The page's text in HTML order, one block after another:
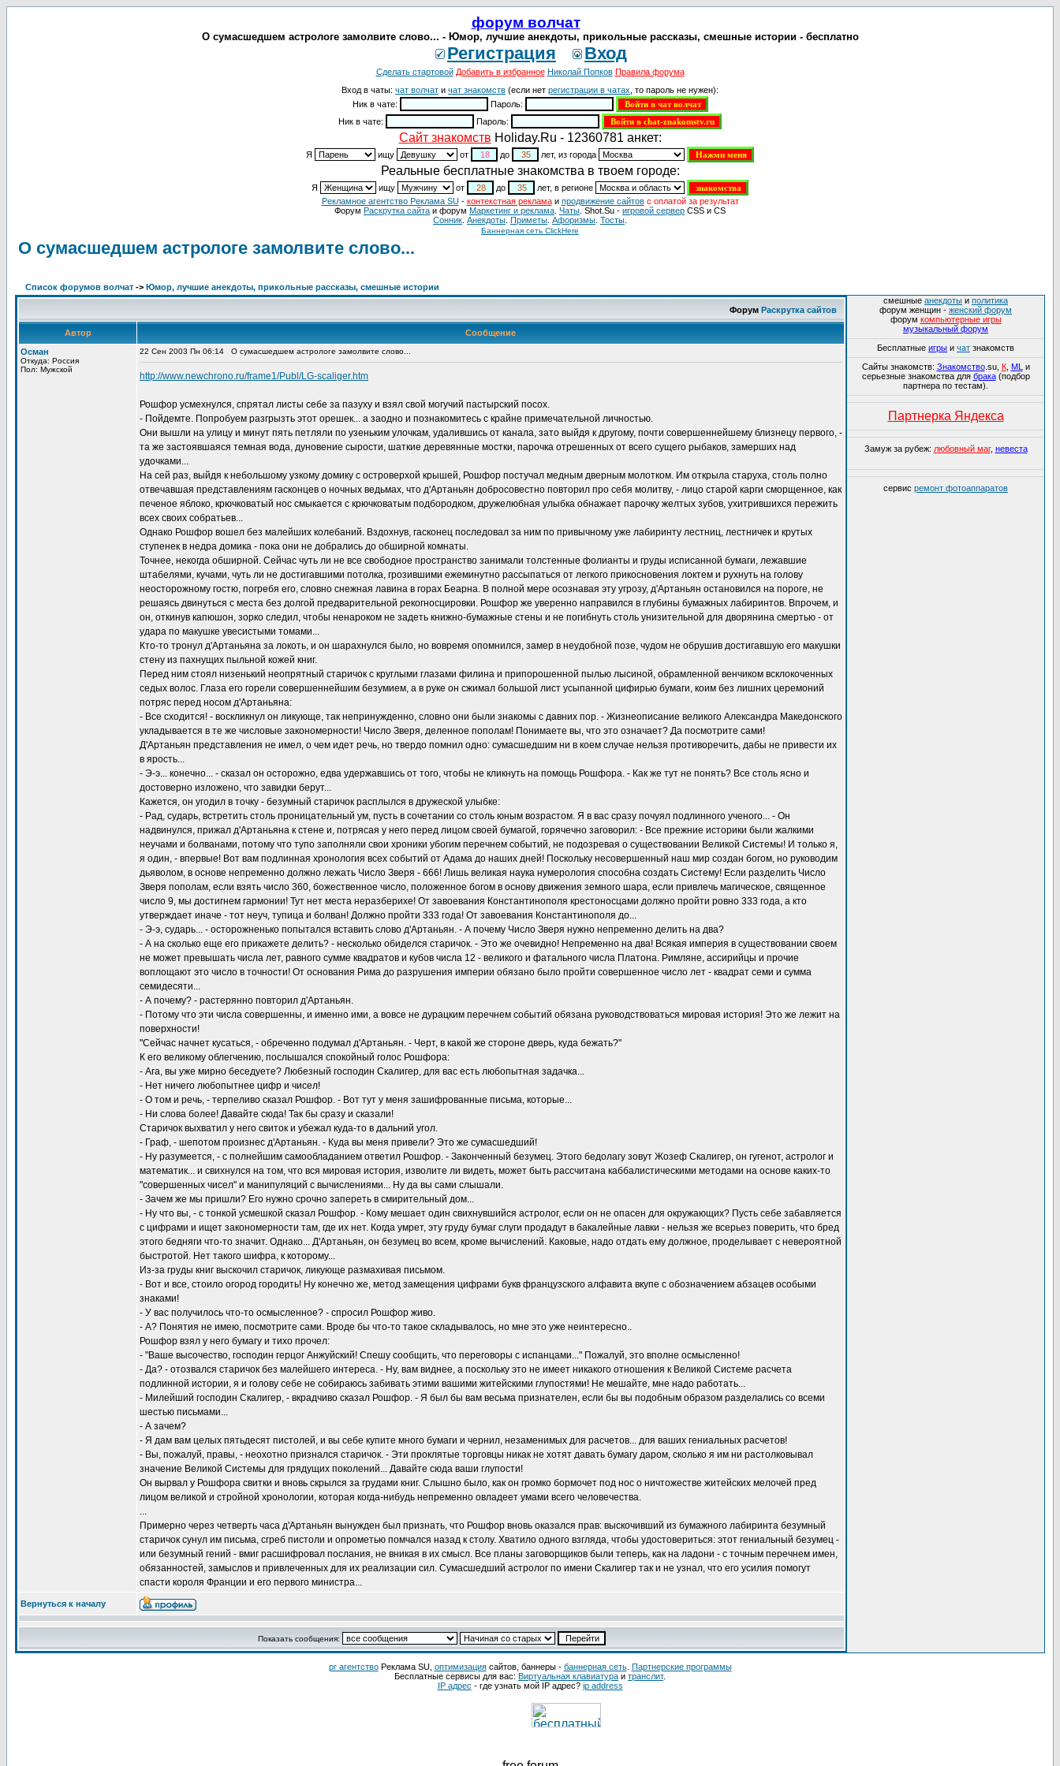
форум волчат
О сумасшедшем астрологе замолвите слово... - Юмор, лучшие анекдоты, прикольные рассказы, смешные истории - бесплатно
Регистрация Вход
Сделать стартовой Добавить в избранное Николай Попков Правила форума
Вход в чаты: чат волчат и чат знакомств (если нет регистрации в чатах , то пароль не нужен):
Ник в чате:
Пароль:
Ник в чате:
Пароль:
Cайт знакомств Holiday.Ru - 12360781 анкет:
Я ищу от до лет, из города
Реальные бесплатные знакомства в твоем городе:
Я ищу от до
лет, в регионе
Рекламное агентство Реклама SU- контекстная рекламаи продвижение сайтов с оплатой за результат
Форум Раскрутка сайта и форум Маркетинг и реклама Чаты . Shot.Su - игровой сервер CSS и CS
Сонник Анекдоты Приметы Aфоризмы Тосты
Баннерная сеть ClickHere
О сумасшедшем астрологе замолвите слово...
Список форумов волчат -> Юмор, лучшие анекдоты, прикольные рассказы, смешные истории
Форум Раскрутка сайтов
Автор
Сообщение
Осман
Откуда: Россия
Пол: Мужской
22 Сен 2003 Пн 06:14 О сумасшедшем астрологе замолвите слово...
http://www.newchrono.ru/frame1/Publ/LG-scaliger.htm
Рошфор усмехнулся, спрятал листы себе за пазуху и взял свой могучий пастырский посох.
- Пойдемте. Попробуем разгрызть этот орешек... а заодно и познакомитесь с крайне примечательной личностью.
Они вышли на улицу и минут пять петляли по узеньким улочкам, удалившись от канала, зато выйдя к другому, почти совершеннейшему близнецу первого, -
та же застоявшаяся темная вода, дуновение сырости, шаткие деревянные мостки, парочка отрешенных от всего сущего рыбаков, замерших над
удочками...
На сей раз, выйдя к небольшому узкому домику с островерхой крышей, Рошфор постучал медным дверным молотком. Им открыла старуха, столь полно
отвечавшая представлениям гасконцев о ночных ведьмах, что д'Артаньян добросовестно повторил про себя молитву, - лицо старой карги сморщенное, как
печеное яблоко, крючковатый нос смыкается с крючковатым подбородком, дружелюбная улыбка обнажает парочку желтых зубов, ухитрившихся пережить
всех своих собратьев...
Однако Рошфор вошел без малейших колебаний. Вздохнув, гасконец последовал за ним по привычному уже лабиринту лестниц, лестничек и крутых
ступенек в недра домика - пока они не добрались до обширной комнаты.
Точнее, некогда обширной. Сейчас чуть ли не все свободное пространство занимали толстенные фолианты и груды исписанной бумаги, лежавшие
штабелями, кучами, чуть ли не достигавшими потолка, грозившими ежеминутно рассыпаться от легкого прикосновения локтем и рухнуть на голову
неосторожному гостю, погребя его, словно снежная лавина в горах Беарна. В полной мере осознавая эту угрозу, д'Артаньян остановился на пороге, не
решаясь двинуться с места без долгой предварительной рекогносцировки. Рошфор же уверенно направился в глубины бумажных лабиринтов. Впрочем, и
он, откинув капюшон, зорко следил, чтобы ненароком не задеть книжно-бумажные стены и не погибнуть столь унизительной для дворянина смертью - от
удара по макушке увесистыми томами...
Кто-то тронул д'Артаньяна за локоть, и он шарахнулся было, но вовремя опомнился, замер в неудобной позе, чудом не обрушив достигавшую его макушки
стену из пахнущих пыльной кожей книг.
Перед ним стоял низенький неопрятный старичок с круглыми глазами филина и припорошенной пылью лысиной, обрамленной венчиком всклокоченных
седых волос. Глаза его горели совершеннейшим безумием, а в руке он сжимал большой лист усыпанной цифирью бумаги, коим без лишних церемоний
потряс перед носом д'Артаньяна:
- Все сходится! - воскликнул он ликующе, так непринужденно, словно они были знакомы с давних пор. - Жизнеописание великого Александра Македонского
укладывается в те же числовые закономерности! Число Зверя, деленное пополам! Понимаете вы, что это означает? Да посмотрите сами!
Д'Артаньян представления не имел, о чем идет речь, но твердо помнил одно: сумасшедшим ни в коем случае нельзя противоречить, дабы не привести их
в ярость...
- Э-э... конечно... - сказал он осторожно, едва удержавшись от того, чтобы не кликнуть на помощь Рошфора. - Как же тут не понять? Все столь ясно и
достоверно изложено, что завидки берут...
Кажется, он угодил в точку - безумный старичок расплылся в дружеской улыбке:
- Рад, сударь, встретить столь проницательный ум, пусть в сочетании со столь юным возрастом. Я в вас сразу почуял подлинного ученого... - Он
надвинулся, прижал д'Артаньяна к стене и, потрясая у него перед лицом своей бумагой, горячечно заговорил: - Все прежние историки были жалкими
неучами и болванами, потому что тупо заполняли свои хроники убогим перечнем событий, не подозревая о существовании Великой Системы! И только я,
я один, - впервые! Вот вам подлинная хронология всех событий от Адама до наших дней! Поскольку несовершенный наш мир создан богом, но руководим
дьяволом, в основе непременно должно лежать Число Зверя - 666! Лишь великая наука нумерология способна создать Систему! Если разделить Число
Зверя пополам, если взять число 360, божественное число, положенное богом в основу движения земного шара, если привлечь магическое, священное
число 9, мы достигнем гармонии! Тут нет места неразберихе! От завоевания Константинополя крестоносцами должно пройти ровно 333 года, а кто
утверждает иначе - тот неуч, тупица и болван! Должно пройти 333 года! От завоевания Константинополя до...
- Э-э, сударь... - осторожненько попытался вставить слово д'Артаньян. - А почему Число Зверя нужно непременно делить на два?
- А на сколько еще его прикажете делить? - несколько обиделся старичок. - Это же очевидно! Непременно на два! Всякая империя в существовании своем
не может превышать числа лет, равного сумме квадратов и кубов числа 12 - великого и фатального числа Платона. Римляне, ассирийцы и прочие
воплощают это число в точности! От основания Рима до разрушения империи обязано было пройти совершенное число лет - квадрат семи и сумма
семидесяти...
- А почему? - растерянно повторил д'Артаньян.
- Потому что эти числа совершенны, и именно ими, а вовсе не дурацким перечнем событий обязана руководствоваться мировая история! Это же лежит на
поверхности!
"Сейчас начнет кусаться, - обреченно подумал д'Артаньян. - Черт, в какой же стороне дверь, куда бежать?"
К его великому облегчению, послышался спокойный голос Рошфора:
- Ага, вы уже мирно беседуете? Любезный господин Скалигер, для вас есть любопытная задачка...
- Нет ничего любопытнее цифр и чисел!
- О том и речь, - терпеливо сказал Рошфор. - Вот тут у меня зашифрованные письма, которые...
- Ни слова более! Давайте сюда! Так бы сразу и сказали!
Старичок выхватил у него свиток и убежал куда-то в дальний угол.
- Граф, - шепотом произнес д'Артаньян. - Куда вы меня привели? Это же сумасшедший!
- Ну разумеется, - с полнейшим самообладанием ответил Рошфор. - Законченный безумец. Этого бедолагу зовут Жозеф Скалигер, он гугенот, астролог и
математик... и свихнулся на том, что вся мировая история, изволите ли видеть, может быть рассчитана каббалистическими методами на основе каких-то
"совершенных чисел" и манипуляций с вычислениями... Ну да вы сами слышали.
- Зачем же мы пришли? Его нужно срочно запереть в смирительный дом...
- Ну что вы, - с тонкой усмешкой сказал Рошфор. - Кому мешает один свихнувшийся астролог, если он не опасен для окружающих? Пусть себе забавляется
с цифрами и ищет закономерности там, где их нет. Когда умрет, эту груду бумаг слуги продадут в бакалейные лавки - нельзя же всерьез поверить, что бред
этого бедняги что-то значит. Однако... Д'Артаньян, он безумец во всем, кроме вычислений. Каковые, надо отдать ему должное, проделывает с невероятной
быстротой. Нет такого шифра, к которому...
Из-за груды книг выскочил старичок, ликующе размахивая письмом.
- Вот и все, стоило огород городить! Ну конечно же, метод замещения цифрами букв французского алфавита вкупе с обозначением абзацев особыми
знаками!
- У вас получилось что-то осмысленное? - спросил Рошфор живо.
- А? Понятия не имею, посмотрите сами. Вроде бы что-то такое складывалось, но мне это уже неинтересно..
Рошфор взял у него бумагу и тихо прочел:
- "Ваше высочество, господин герцог Анжуйский! Спешу сообщить, что переговоры с испанцами..." Пожалуй, это вполне осмысленно!
- Да? - отозвался старичок без малейшего интереса. - Ну, вам виднее, а поскольку это не имеет никакого отношения к Великой Системе расчета
подлинной истории, я и голову себе не собираюсь забивать этими вашими житейскими глупостями! Не мешайте, мне надо работать...
- Милейший господин Скалигер, - вкрадчиво сказал Рошфор. - Я был бы вам весьма признателен, если бы вы подобным образом разделались со всеми
шестью письмами...
- А зачем?
- Я дам вам целых пятьдесят пистолей, и вы себе купите много бумаги и чернил, незаменимых для расчетов... для ваших гениальных расчетов!
- Вы, пожалуй, правы, - неохотно признался старичок. - Эти проклятые торговцы никак не хотят давать бумагу даром, сколько я им ни растолковывал
значение Великой Системы для грядущих поколений... Давайте сюда ваши глупости!
Он вырвал у Рошфора свитки и вновь скрылся за грудами книг. Слышно было, как он громко бормочет под нос о ничтожестве житейских мелочей пред
лицом великой и стройной хронологии, которая когда-нибудь непременно овладеет умами всего человечества.
...
Примерно через четверть часа д'Артаньян вынужден был признать, что Рошфор вновь оказался прав: выскочивший из бумажного лабиринта безумный
старичок сунул им письма, сгреб пистоли и опрометью помчался назад к столу. Хватило одного взгляда, чтобы удостовериться: этот гениальный безумец -
или безумный гений - вмиг расшифровал послания, не вникая в их смысл. Все планы заговорщиков были теперь, как на ладони - с точным перечнем имен,
обязанностей, замыслов и привлеченных для их реализации сил. Сумасшедший астролог по имени Скалигер так и не узнал, что его усилия помогут
спасти короля Франции и его первого министра...
Вернуться к началу
Показать сообщения:
смешные анекдоты и политика
форум женщин - женский форум
форум компьютерные игры
музыкальный форум
Бесплатные игры и чат знакомств
Сайты знакомств: Знакомство.su, К, ML и
серьезные знакомства для брака(подбор
партнера по тестам).
Партнерка Яндекса
Замуж за рубеж: любовный маг, невеста
сервис ремонт фотоаппаратов
pr агентствоРеклама SU, оптимизациясайтов, баннеры - баннерная сеть. Партнерские программы
Бесплатные сервисы для вас: Виртуальная клавиатура и транслит.
IP адрес - где узнать мой IP адрес? ip address